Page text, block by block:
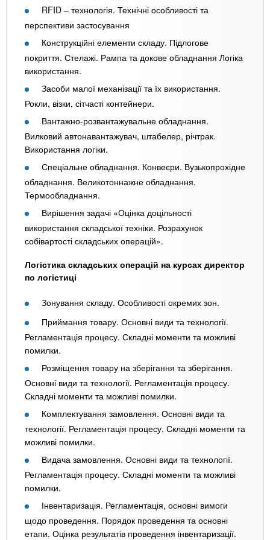
RFID – технологія. Технічні особливості та
перспективи застосування
Конструкційні елементи складу. Підлогове
покриття. Стелажі. Рампа та докове обладнання Логіка
використання.
Засоби малої механізації та їх використання.
Рокли, візки, сітчасті контейнери.
Вантажно-розвантажувальне обладнання.
Вилковий автонавантажувач, штабелер, річтрак.
Використання логіки.
Спеціальне обладнання. Конвеєри. Вузькопрохідне
обладнання. Великотоннажне обладнання.
Термообладнання.
Вирішення задачі «Оцінка доцільності
використання складської техніки. Розрахунок
собівартості складських операцій».
Логістика складських операцій на курсах директор
по логістиці
Зонування складу. Особливості окремих зон.
Приймання товару. Основні види та технології.
Регламентація процесу. Складні моменти та можливі
помилки.
Розміщення товару на зберігання та зберігання.
Основні види та технології. Регламентація процесу.
Складні моменти та можливі помилки.
Комплектування замовлення. Основні види та
технології. Регламентація процесу. Складні моменти та
можливі помилки.
Видача замовлення. Основні види та технології.
Регламентація процесу. Складні моменти та можливі
помилки.
Інвентаризація. Регламентація, основні вимоги
щодо проведення. Порядок проведення та основні
етапи. Оцінка результатів проведення інвентаризації.